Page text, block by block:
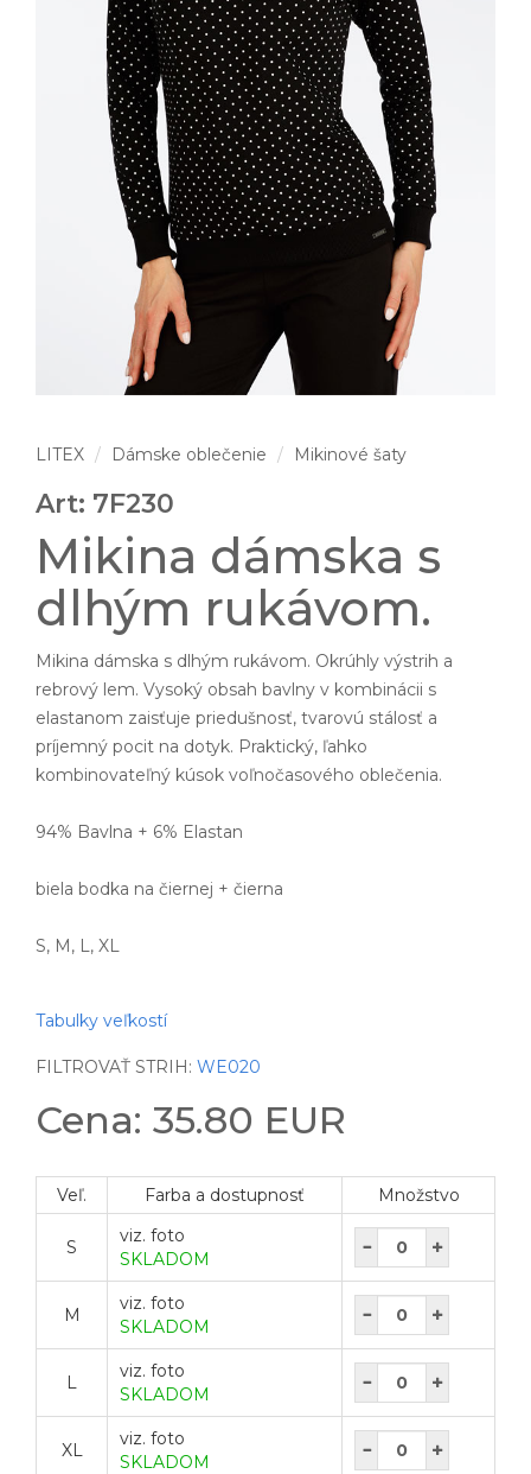
LITEX Dámske oblečenie Mikinové šaty
Art: 7F230
Mikina dámska s
dlhým rukávom.
Mikina dámska s dlhým rukávom. Okrúhly výstrih a
rebrový lem. Vysoký obsah bavlny v kombinácii s
elastanom zaisťuje priedušnosť, tvarovú stálosť a
príjemný pocit na dotyk. Praktický, ľahko
kombinovateľný kúsok voľnočasového oblečenia.
94% Bavlna + 6% Elastan
biela bodka na čiernej + čierna
S, M, L, XL
Tabulky veľkostí
FILTROVAŤ STRIH: WE020
Cena: 35.80 EUR
Veľ. Farba a dostupnosť Množstvo
S
viz. foto
SKLADOM
M
viz. foto
SKLADOM
L
viz. foto
SKLADOM
XL
viz. foto
SKLADOM